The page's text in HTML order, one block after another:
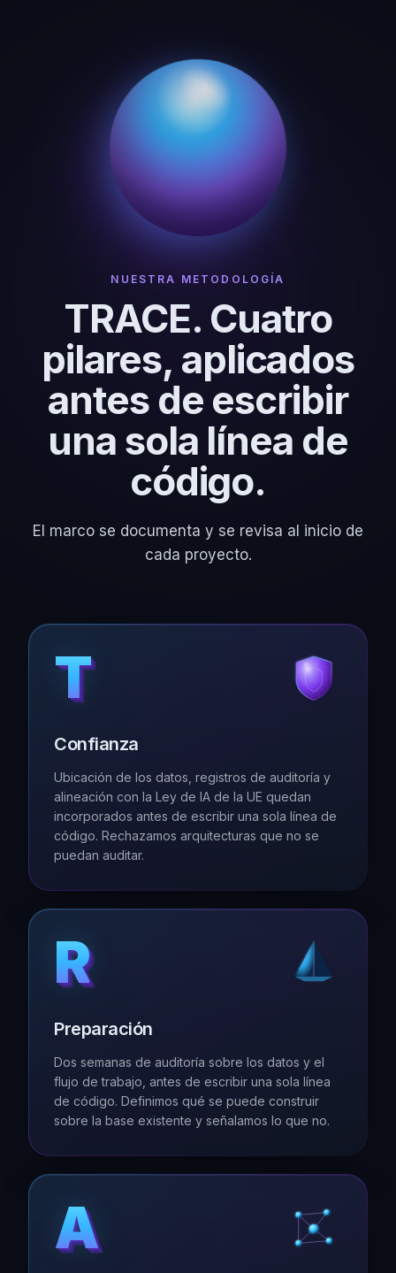
NUESTRA METODOLOGÍA
TRACE. Cuatro
pilares, aplicados
antes de escribir
una sola línea de
código.
El marco se documenta y se revisa al inicio de
cada proyecto.
T
T
T
T
T
Confianza
Ubicación de los datos, registros de auditoría y
alineación con la Ley de IA de la UE quedan
incorporados antes de escribir una sola línea de
código. Rechazamos arquitecturas que no se
puedan auditar.
R
R
R
R
R
Preparación
Dos semanas de auditoría sobre los datos y el
flujo de trabajo, antes de escribir una sola línea
de código. Definimos qué se puede construir
sobre la base existente y señalamos lo que no.
A
A
A
A
A